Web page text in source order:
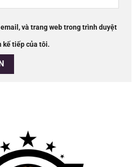
và trang web trong trình duyệt
kế tiếp của tôi.